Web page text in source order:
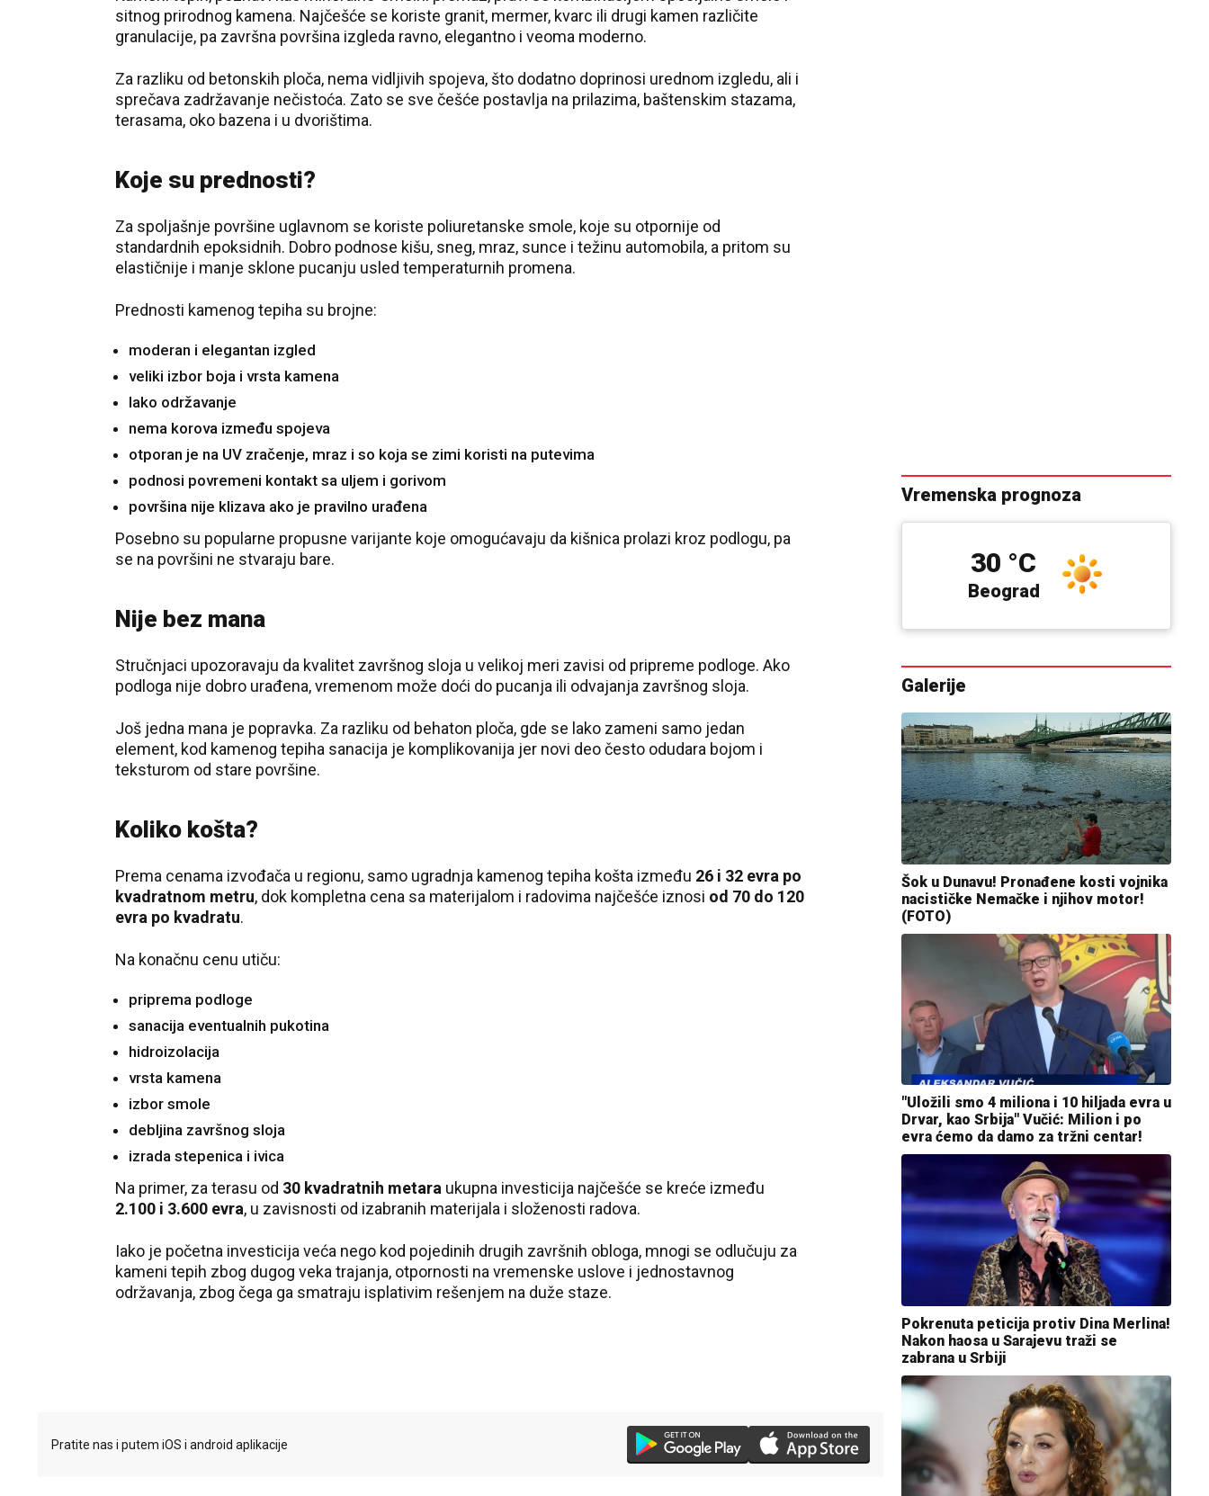
sitnog prirodnog kamena. Najčešće se koriste granit, mermer, kvarc ili drugi kamen različite
granulacije, pa završna površina izgleda ravno, elegantno i veoma moderno.
Za razliku od betonskih ploča, nema vidljivih spojeva, što dodatno doprinosi urednom izgledu, ali i
sprečava zadržavanje nečistoća. Zato se sve češće postavlja na prilazima, baštenskim stazama,
terasama, oko bazena i u dvorištima.
Koje su prednosti?
Za spoljašnje površine uglavnom se koriste poliuretanske smole, koje su otpornije od
standardnih epoksidnih. Dobro podnose kišu, sneg, mraz, sunce i težinu automobila, a pritom su
elastičnije i manje sklone pucanju usled temperaturnih promena.
Prednosti kamenog tepiha su brojne:
moderan i elegantan izgled
veliki izbor boja i vrsta kamena
lako održavanje
nema korova između spojeva
otporan je na UV zračenje, mraz i so koja se zimi koristi na putevima
podnosi povremeni kontakt sa uljem i gorivom
površina nije klizava ako je pravilno urađena
Posebno su popularne propusne varijante koje omogućavaju da kišnica prolazi kroz podlogu, pa
se na površini ne stvaraju bare.
Nije bez mana
Stručnjaci upozoravaju da kvalitet završnog sloja u velikoj meri zavisi od pripreme podloge. Ako
podloga nije dobro urađena, vremenom može doći do pucanja ili odvajanja završnog sloja.
Još jedna mana je popravka. Za razliku od behaton ploča, gde se lako zameni samo jedan
element, kod kamenog tepiha sanacija je komplikovanija jer novi deo često odudara bojom i
teksturom od stare površine.
Koliko košta?
Prema cenama izvođača u regionu, samo ugradnja kamenog tepiha košta između 26 i 32 evra po
kvadratnom metru, dok kompletna cena sa materijalom i radovima najčešće iznosi od 70 do 120
evra po kvadratu.
Na konačnu cenu utiču:
priprema podloge
sanacija eventualnih pukotina
hidroizolacija
vrsta kamena
izbor smole
debljina završnog sloja
izrada stepenica i ivica
Na primer, za terasu od 30 kvadratnih metara ukupna investicija najčešće se kreće između
2.100 i 3.600 evra, u zavisnosti od izabranih materijala i složenosti radova.
Iako je početna investicija veća nego kod pojedinih drugih završnih obloga, mnogi se odlučuju za
kameni tepih zbog dugog veka trajanja, otpornosti na vremenske uslove i jednostavnog
održavanja, zbog čega ga smatraju isplativim rešenjem na duže staze.
Pratite nas i putem iOS i android aplikacije
Vremenska prognoza
Beograd
30 °C
Galerije
Šok u Dunavu! Pronađene kosti vojnika
nacističke Nemačke i njihov motor!
(FOTO)
"Uložili smo 4 miliona i 10 hiljada evra u
Drvar, kao Srbija" Vučić: Milion i po
evra ćemo da damo za tržni centar!
Pokrenuta peticija protiv Dina Merlina!
Nakon haosa u Sarajevu traži se
zabrana u Srbiji